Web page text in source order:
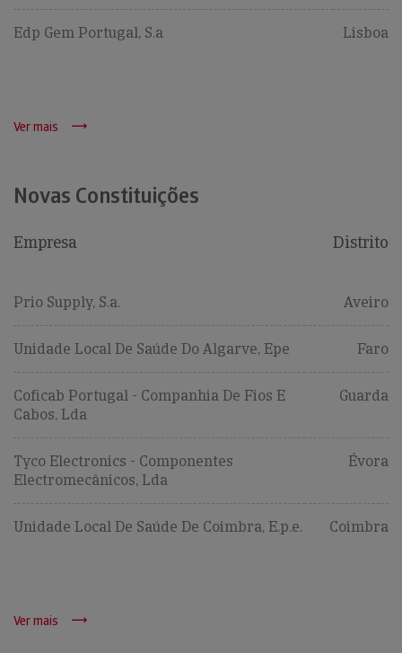
Edp Gem Portugal, S.a Lisboa
Ver mais
Novas Constituições
Empresa Distrito
Prio Supply, S.a. Aveiro
Unidade Local De Saúde Do Algarve, Epe Faro
Coficab Portugal - Companhia De Fios E
Cabos, Lda
Guarda
Tyco Electronics - Componentes
Electromecânicos, Lda
Évora
Unidade Local De Saúde De Coimbra, E.p.e. Coimbra
Ver mais